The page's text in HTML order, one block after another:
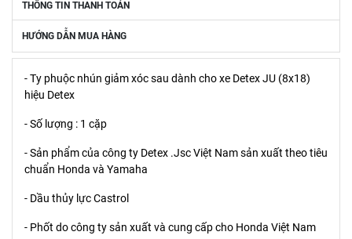
THÔNG TIN THANH TOÁN
HƯỚNG DẪN MUA HÀNG
- Ty phuộc nhún giảm xóc sau dành cho xe Detex JU (8x18)
hiệu Detex
- Số lượng : 1 cặp
- Sản phẩm của công ty Detex .Jsc Việt Nam sản xuất theo tiêu
chuẩn Honda và Yamaha
- Dầu thủy lực Castrol
- Phốt do công ty sản xuất và cung cấp cho Honda Việt Nam